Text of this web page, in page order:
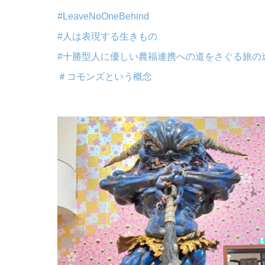
#LeaveNoOneBehind
#人は表現する生きもの
#十勝型人に優しい農福連携への道をさぐる旅の
＃コモンズという概念